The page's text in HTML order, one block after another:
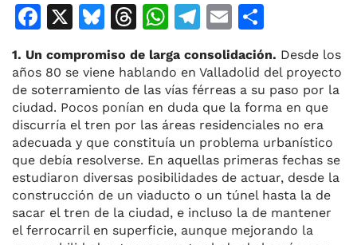
F
c
e
b
o
o
k
X
Bl
u
e
s
k
y
T
h
re
a
d
s
W
at
s
A
p
p
T
e
gr
a
m
E
m
ai
l
m
p
ar
ti
r
1. Un compromiso de larga consolidación. Desde los
años 80 se viene hablando en Valladolid del proyecto
de soterramiento de las vías férreas a su paso por la
ciudad. Pocos ponían en duda que la forma en que
discurría el tren por las áreas residenciales no era
adecuada y que constituía un problema urbanístico
que debía resolverse. En aquellas primeras fechas se
estudiaron diversas posibilidades de actuar, desde la
construcción de un viaducto o un túnel hasta la de
sacar el tren de la ciudad, e incluso la de mantener
el ferrocarril en superficie, aunque mejorando la